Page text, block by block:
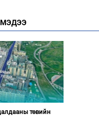
МЭДЭЭ
төвийн